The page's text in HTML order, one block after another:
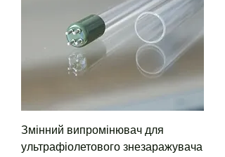
Змінний випромінювач для
ультрафіолетового знезаражувача